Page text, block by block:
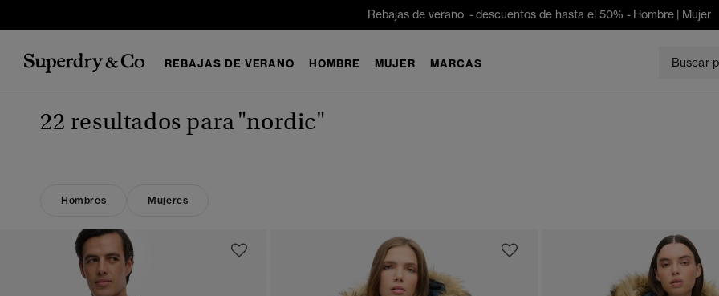
Rebajas de verano - descuentos de hasta el 50% - Hombre | Mujer
REBAJAS DE VERANO HOMBRE MUJER MARCAS
22 resultados para"nordic"
Hombres Mujeres